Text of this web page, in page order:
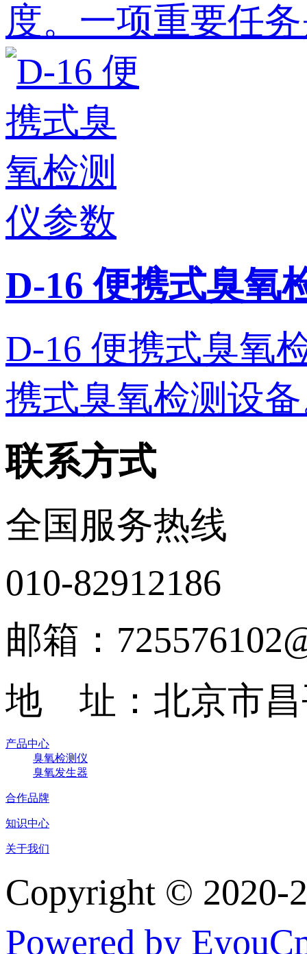
度。一项重要任
D-16 便携式臭氧
D-16 便携式臭氧
携式臭氧检测设
联系方式
全国服务热线
010-82912186
邮箱：
地 址：北京市昌
产品中心
臭氧检测仪
臭氧发生器
合作品牌
知识中心
关于我们
Copyright ©
Powered by